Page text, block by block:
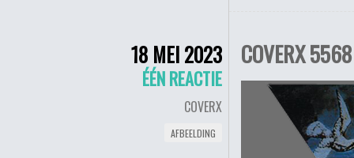
18 MEI 2023
ÉÉN REACTIE
COVERX
AFBEELDING
COVERX